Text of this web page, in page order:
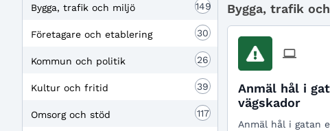
Bygga, trafik och miljö 149
Företagare och etablering 30
Kommun och politik 26
Kultur och fritid 39
Omsorg och stöd 117
Bygga, trafik
Anmäl hål i
vägskador
Anmäl hål i gatan